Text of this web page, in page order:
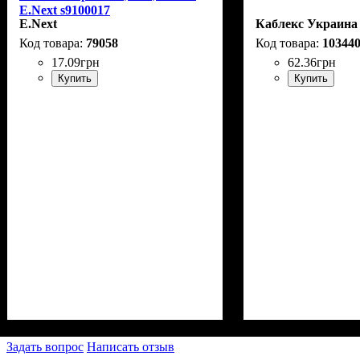
E.Next s9100017
E.Next
79058
17.09грн
Купить
Каблекс Украина
62.36грн
Купить
Задать вопрос Написать отзыв